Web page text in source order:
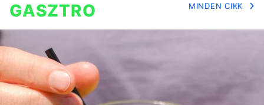
GASZTRO MINDEN CIKK